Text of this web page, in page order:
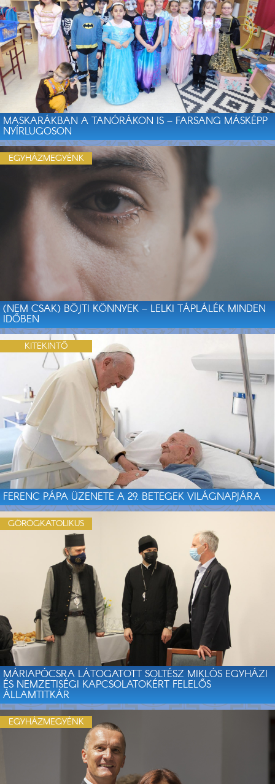
MASKARÁKBAN A TANÓRÁKON IS – FARSANG MÁSKÉPP
NYÍRLUGOSON
(NEM CSAK) BÖJTI KÖNNYEK – LELKI TÁPLÁLÉK MINDEN
IDŐBEN
EGYHÁZMEGYÉNK
FERENC PÁPA ÜZENETE A 29. BETEGEK VILÁGNAPJÁRA
KITEKINTŐ
MÁRIAPÓCSRA LÁTOGATOTT SOLTÉSZ MIKLÓS EGYHÁZI
ÉS NEMZETISÉGI KAPCSOLATOKÉRT FELELŐS
ÁLLAMTITKÁR
GÖRÖGKATOLIKUS
EGYHÁZMEGYÉNK